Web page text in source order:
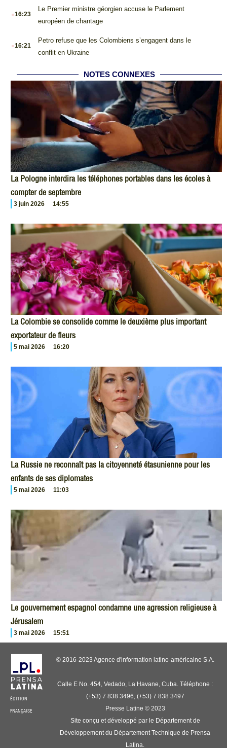
.16:23
Le Premier ministre géorgien accuse le Parlement
européen de chantage
.16:21
Petro refuse que les Colombiens s’engagent dans le
conflit en Ukraine
NOTES CONNEXES
La Pologne interdira les téléphones portables dans les écoles à
compter de septembre
3 juin 2026 14:55
La Colombie se consolide comme le deuxième plus important
exportateur de fleurs
5 mai 2026 16:20
La Russie ne reconnaît pas la citoyenneté étasunienne pour les
enfants de ses diplomates
5 mai 2026 11:03
Le gouvernement espagnol condamne une agression religieuse à
Jérusalem
3 mai 2026 15:51
ÉDITION
FRANÇAISE
© 2016-2023 Agence d'information latino-américaine S.A.
Calle E No. 454, Vedado, La Havane, Cuba. Téléphone :
(+53) 7 838 3496, (+53) 7 838 3497
Presse Latine © 2023
Site conçu et développé par le Département de
Développement du Département Technique de Prensa
Latina.